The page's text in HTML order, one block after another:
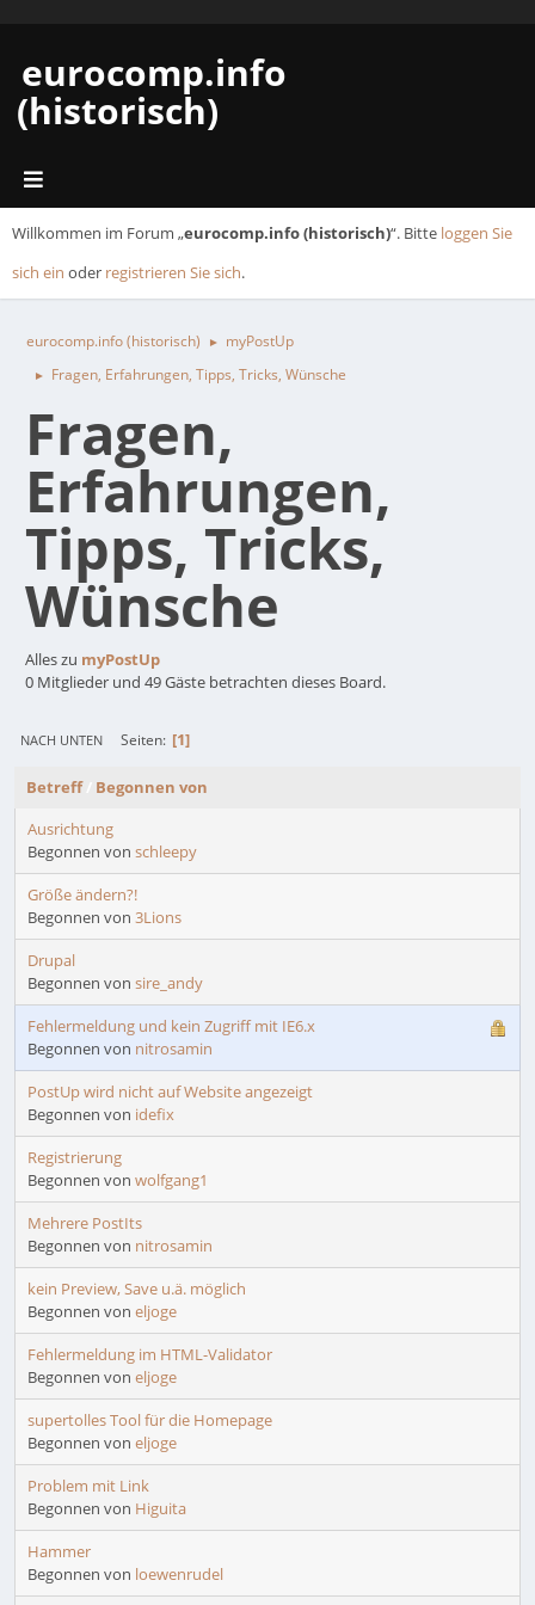
eurocomp.info
(historisch)
Willkommen im Forum „eurocomp.info (historisch)“. Bitte loggen Sie
sich ein oder registrieren Sie sich.
eurocomp.info (historisch) ► myPostUp
► Fragen, Erfahrungen, Tipps, Tricks, Wünsche
Fragen,
Erfahrungen,
Tipps, Tricks,
Wünsche
Alles zu myPostUp
0 Mitglieder und 49 Gäste betrachten dieses Board.
NACH UNTEN Seiten 1
Betreff/ Begonnen von
Ausrichtung
Begonnen von schleepy
Größe ändern?!
Begonnen von 3Lions
Drupal
Begonnen von sire_andy
Fehlermeldung und kein Zugriff mit IE6.x
Begonnen von nitrosamin
PostUp wird nicht auf Website angezeigt
Begonnen von idefix
Registrierung
Begonnen von wolfgang1
Mehrere PostIts
Begonnen von nitrosamin
kein Preview, Save u.ä. möglich
Begonnen von eljoge
Fehlermeldung im HTML-Validator
Begonnen von eljoge
supertolles Tool für die Homepage
Begonnen von eljoge
Problem mit Link
Begonnen von Higuita
Hammer
Begonnen von loewenrudel